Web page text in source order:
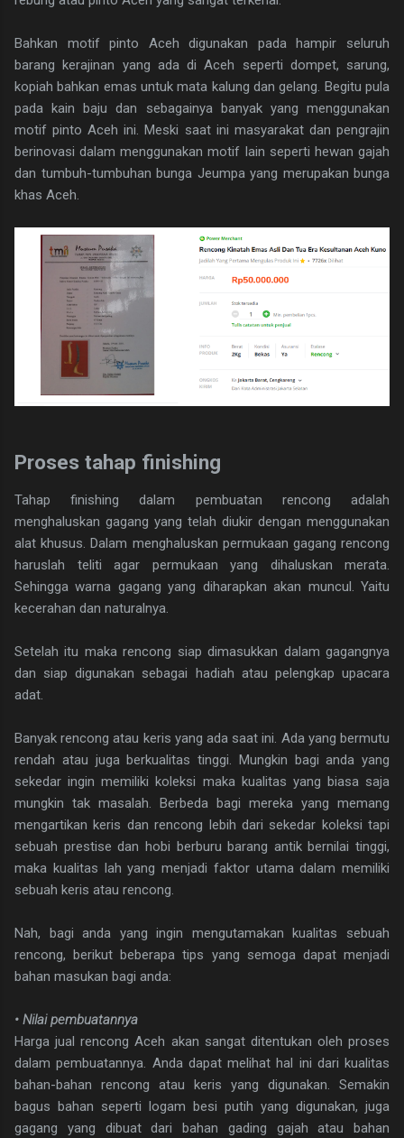
Bahkan motif pinto Aceh digunakan pada hampir seluruh
barang kerajinan yang ada di Aceh seperti dompet, sarung,
kopiah bahkan emas untuk mata kalung dan gelang. Begitu pula
pada kain baju dan sebagainya banyak yang menggunakan
motif pinto Aceh ini. Meski saat ini masyarakat dan pengrajin
berinovasi dalam menggunakan motif lain seperti hewan gajah
dan tumbuh-tumbuhan bunga Jeumpa yang merupakan bunga
khas Aceh.
Proses tahap finishing
Tahap finishing dalam pembuatan rencong adalah
menghaluskan gagang yang telah diukir dengan menggunakan
alat khusus. Dalam menghaluskan permukaan gagang rencong
haruslah teliti agar permukaan yang dihaluskan merata.
Sehingga warna gagang yang diharapkan akan muncul. Yaitu
kecerahan dan naturalnya.
Setelah itu maka rencong siap dimasukkan dalam gagangnya
dan siap digunakan sebagai hadiah atau pelengkap upacara
adat.
Banyak rencong atau keris yang ada saat ini. Ada yang bermutu
rendah atau juga berkualitas tinggi. Mungkin bagi anda yang
sekedar ingin memiliki koleksi maka kualitas yang biasa saja
mungkin tak masalah. Berbeda bagi mereka yang memang
mengartikan keris dan rencong lebih dari sekedar koleksi tapi
sebuah prestise dan hobi berburu barang antik bernilai tinggi,
maka kualitas lah yang menjadi faktor utama dalam memiliki
sebuah keris atau rencong.
Nah, bagi anda yang ingin mengutamakan kualitas sebuah
rencong, berikut beberapa tips yang semoga dapat menjadi
bahan masukan bagi anda:
• Nilai pembuatannya
Harga jual rencong Aceh akan sangat ditentukan oleh proses
dalam pembuatannya. Anda dapat melihat hal ini dari kualitas
bahan-bahan rencong atau keris yang digunakan. Semakin
bagus bahan seperti logam besi putih yang digunakan, juga
gagang yang dibuat dari bahan gading gajah atau bahan